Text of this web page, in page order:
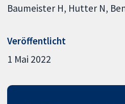
Baumeister H Hutter N
Veröffentlicht
1 Mai 2022